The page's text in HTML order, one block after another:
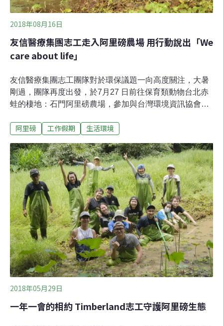
2018年08月16日
友信醫療集團志工走入阿里磅農場 用行動說出「We
care about life」
友信醫療集團志工團隊對於環保議題一向高度關注，大暑
剛過，團隊再度出發，於7月27 日前往保育類動物台北赤
蛙的棲地：石門阿里磅農場，參加與台灣環境資訊協會合
磅農場位於新北石門鄉，佔地十餘公頃，秉持「自然復
了多樣活潑的動植物，也是瀕臨滅絕危機的保育類動物台
北赤蛙僅存的零星棲地之一。友信志工團隊包含總裁及副
總裁賢伉儷在內，一行人共有35位同仁加入，由農場經營
者王德昌及王素珍二位老師簡短介紹了園區之後，即展開
今天的志工服務。跟著青蛙跳進荷花池 維持水池生態平衡
第一組負責移除外來種植物的濕地組志工率先換上青蛙
裝，扛著耙子，帶著鐮刀，一個挨著一個走進水深及腰的
荷花池。才剛踩在泥濘柔軟的土裡，就有夥伴卡在泥中
「難以自拔」，幸而有經驗的人傳授以謙卑跪姿增加接觸
表面積才得爬出，沒有愈陷愈深。上工前，志工們已向
阿里磅 工作假期 生活環境
2018年05月29日
一年一會的相約 Timberland志工守護阿里磅生態